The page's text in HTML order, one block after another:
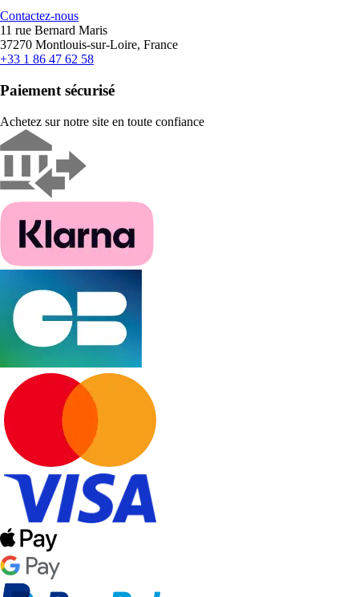
Contactez-nous
11 rue Bernard Maris
37270 Montlouis-sur-Loire, France
+33 1 86 47 62 58
Paiement sécurisé
Achetez sur notre site en toute confiance